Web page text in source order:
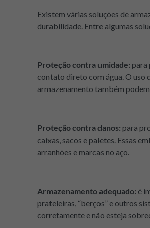
Existem várias soluções de
durabilidade. Entre algumas
Proteção contra umidade: para
contato direto com água. O uso
armazenamento também
Proteção contra danos: para
caixas, sacos e paletes. Essas
arranhões e marcas no aço.
Armazenamento adequado: é
prateleiras, “berços” e outros
corretamente e não esteja